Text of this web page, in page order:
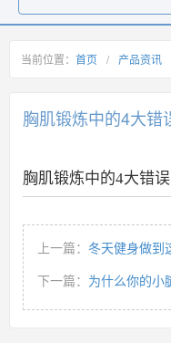
当前位置： 首页 / 产品资讯
胸肌锻炼中的4大错
胸肌锻炼中的4大错
上一篇： 冬天健身做到
下一篇： 为什么你的小